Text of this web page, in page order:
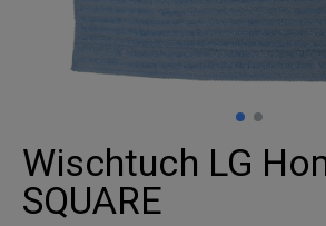
Wischtuch LG
SQUARE